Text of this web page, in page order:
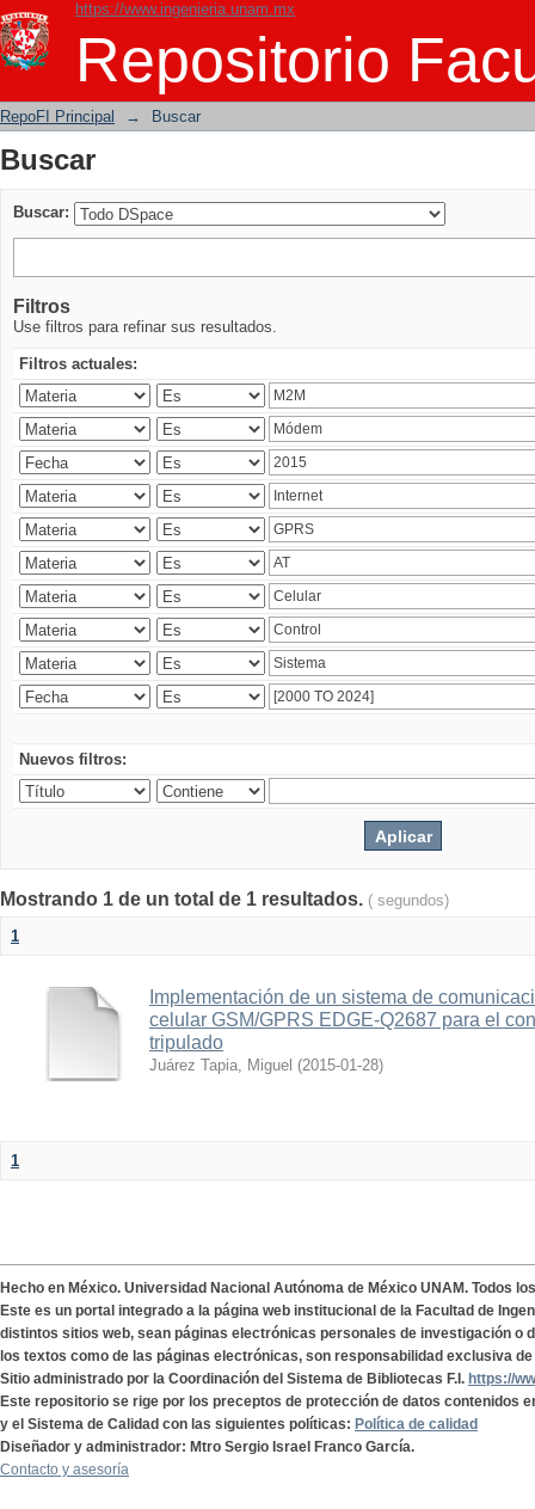
https://www.ingenieria.unam.mx
Repositorio
Buscar
RepoFI Principal → Buscar
Buscar
Buscar:
Filtros
Use filtros para refinar sus resultados.
Filtros actuales:
Nuevos filtros:
Mostrando 1 de un total de 1 resultados. ( segundos)
1
Implementación de un sistema de
celular GSM/GPRS EDGE-Q2687 para el
tripulado
Juárez Tapia, Miguel (2015-01-28)
1
Hecho en México. Universidad Nacional Autónoma de México UNAM. Todos
Este es un portal integrado a la página web institucional de la Facultad de
distintos sitios web, sean páginas electrónicas personales de investigación o
los textos como de las páginas electrónicas, son responsabilidad exclusiva
Sitio administrado por la Coordinación del Sistema de Bibliotecas F.I. https://
Este repositorio se rige por los preceptos de protección de datos contenidos
y el Sistema de Calidad con las siguientes políticas: Política de calidad
Diseñador y administrador: Mtro Sergio Israel Franco García.
Contacto y asesoría